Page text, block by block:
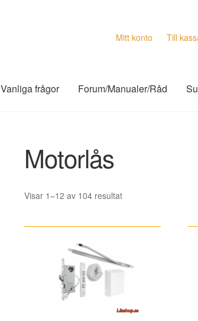
Mitt konto Till
Vanliga frågor Forum/Manualer/Råd
Motorlås
Visar 1–12 av 104 resultatSortera